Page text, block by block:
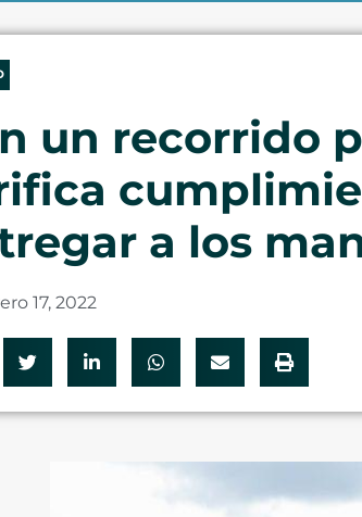
un recorrido
a los
17, 2022